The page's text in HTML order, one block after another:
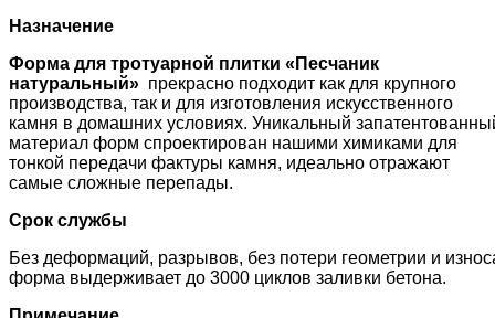
Назначение
Форма для тротуарной плитки « Песчаник
натуральный» прекрасно подходит как для крупного
производства, так и для изготовления искусственного
камня в домашних условиях. Уникальный
материал форм спроектирован нашими химиками для
тонкой передачи фактуры камня, идеально отражают
самые сложные перепады.
Срок службы
Без деформаций, разрывов, без потери геометрии и
форма выдерживает до 3000 циклов заливки бетона.